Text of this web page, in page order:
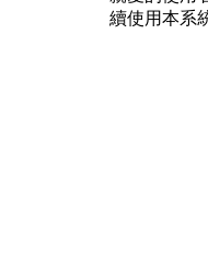
續使用本系